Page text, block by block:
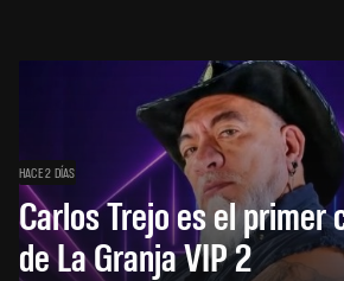
HACE 2 DÍAS
Carlos Trejo es el primer
de La Granja VIP 2